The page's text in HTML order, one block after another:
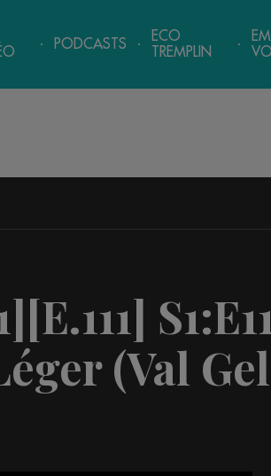
PODCASTS
ECO
TREMPLIN
(Val